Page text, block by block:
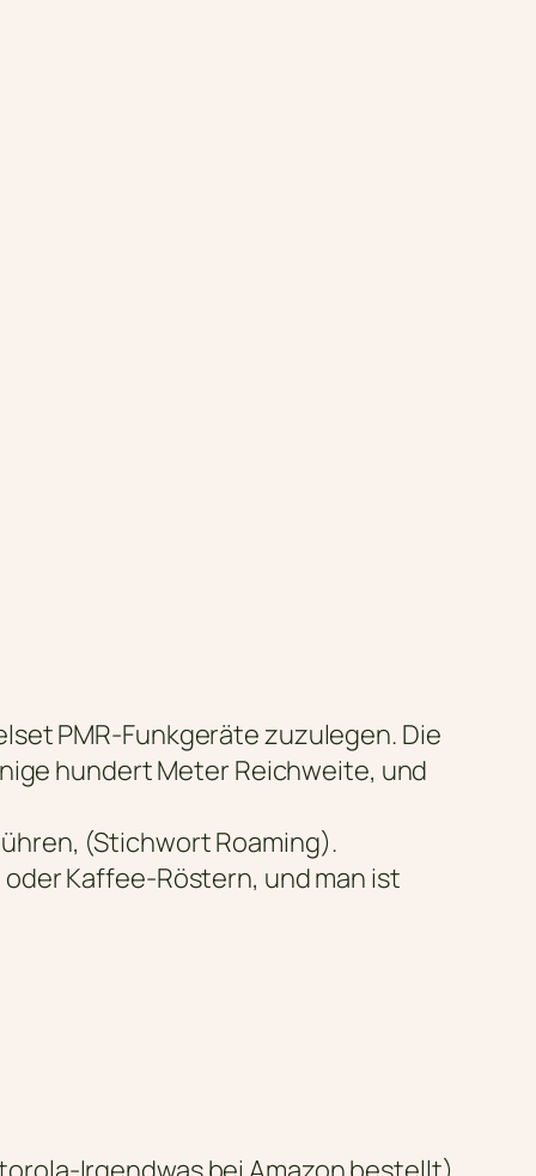
PMR-Funkgeräte zuzulegen. Die
hundert Meter Reichweite, und
(Stichwort Roaming).
Kaffee-Röstern, und man ist